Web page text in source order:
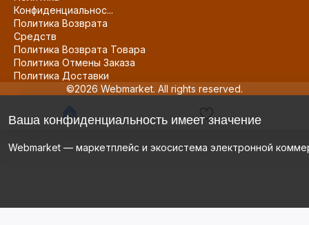
Конфиденциальнос...
Политика Возврата
Средств
Политика Возврата Товара
Политика Отмены Заказа
Политика Доставки
©2026 Webmarket. All rights reserved.
Ваша конфиденциальность имеет значение
Webmarket — маркетплейс и экосистема электронной